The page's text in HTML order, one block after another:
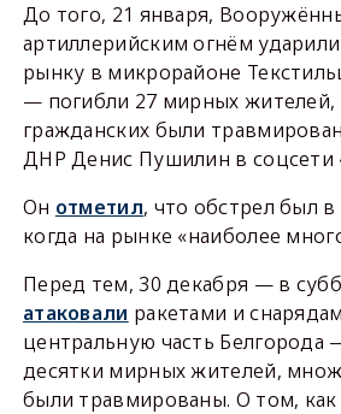
До того, 21 января,
артиллерийским огнём
рынку в микрорайоне
— погибли 27 мирных жителей,
гражданских были
ДНР Денис Пушилин в соцсети
Он отметил, что обстрел был в
когда на рынке «наиболее
Перед тем, 30 декабря — в
атаковали ракетами и
центральную часть Белгорода
десятки мирных жителей,
были травмированы. О том, как